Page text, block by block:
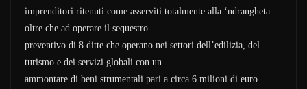
imprenditori ritenuti come asserviti totalmente alla ‘ndrangheta
oltre che ad operare il sequestro
preventivo di 8 ditte che operano nei settori dell’edilizia, del
turismo e dei servizi globali con un
ammontare di beni strumentali pari a circa 6 milioni di euro.